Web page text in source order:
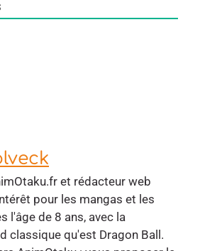
et rédacteur web
pour les mangas et les
l'âge de 8 ans, avec la
classique qu'est Dragon Ball.